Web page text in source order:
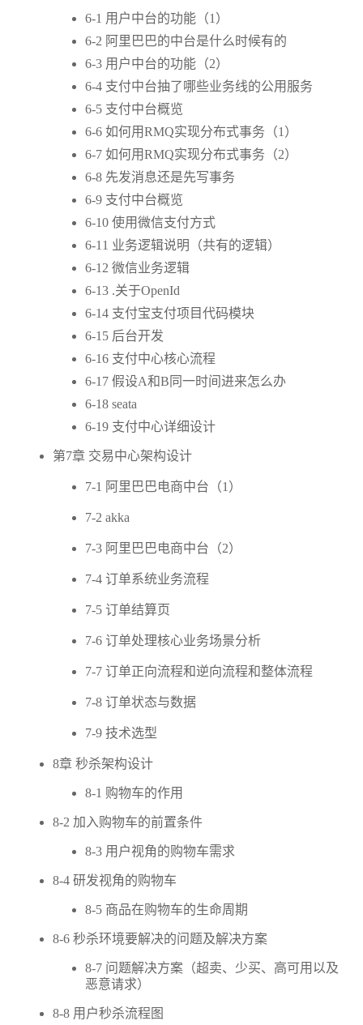
6-1 用户中台的功能（1）
6-2 阿里巴巴的中台是什么时候有的
6-3 用户中台的功能（2）
6-4 支付中台抽了哪些业务线的公用服务
6-5 支付中台概览
6-6 如何用RMQ实现分布式事务（1）
6-7 如何用RMQ实现分布式事务（2）
6-8 先发消息还是先写事务
6-9 支付中台概览
6-10 使用微信支付方式
6-11 业务逻辑说明（共有的逻辑）
6-12 微信业务逻辑
6-13 .关于OpenId
6-14 支付宝支付项目代码模块
6-15 后台开发
6-16 支付中心核心流程
6-17 假设A和B同一时间进来怎么办
6-18 seata
6-19 支付中心详细设计
第7章 交易中心架构设计
7-1 阿里巴巴电商中台（1）
7-2 akka
7-3 阿里巴巴电商中台（2）
7-4 订单系统业务流程
7-5 订单结算页
7-6 订单处理核心业务场景分析
7-7 订单正向流程和逆向流程和整体流程
7-8 订单状态与数据
7-9 技术选型
8章 秒杀架构设计
8-1 购物车的作用
8-2 加入购物车的前置条件
8-3 用户视角的购物车需求
8-4 研发视角的购物车
8-5 商品在购物车的生命周期
8-6 秒杀环境要解决的问题及解决方案
8-7 问题解决方案（超卖、少买、高可用以及
恶意请求）
8-8 用户秒杀流程图